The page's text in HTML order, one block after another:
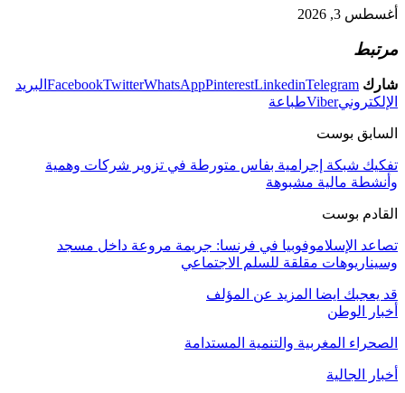
أغسطس 3, 2026
مرتبط
شارك FacebookTwitterWhatsAppPinterestLinkedinTelegram
البريد
الإلكترونيViberطباعة
السابق بوست
تفكيك شبكة إجرامية بفاس متورطة في تزوير شركات وهمية
وأنشطة مالية مشبوهة
القادم بوست
تصاعد الإسلاموفوبيا في فرنسا: جريمة مروعة داخل مسجد
وسيناريوهات مقلقة للسلم الاجتماعي
قد يعجبك ايضا المزيد عن المؤلف
أخبار الوطن
الصحراء المغربية والتنمية المستدامة
أخبار الجالية